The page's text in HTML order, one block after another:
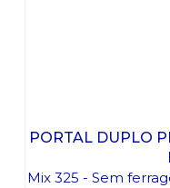
PORTAL DUPLO
Mix 325 - Sem